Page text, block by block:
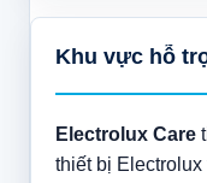
Khu vực hỗ
Electrolux Care
thiết bị